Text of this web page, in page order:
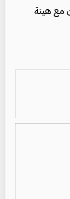
مع هيئة